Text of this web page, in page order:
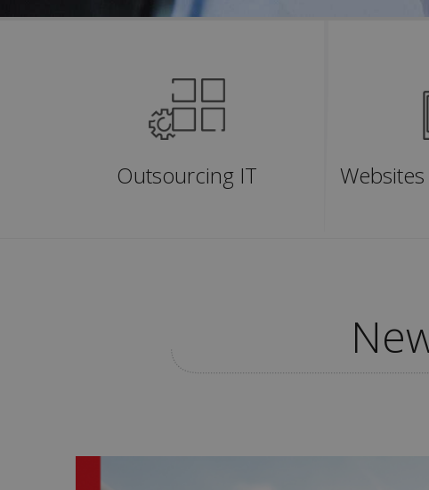
Outsourcing IT